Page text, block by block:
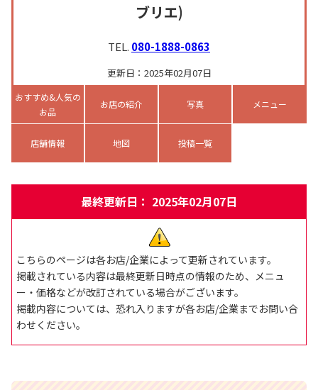
ブリエ)
TEL. 080-1888-0863
更新日：2025年02月07日
おすすめ&人気の
お品
お店の紹介 写真 メニュー
店舗情報 地図 投稿一覧
最終更新日： 2025年02月07日
こちらのページは各お店/企業によって更新されています。
掲載されている内容は最終更新日時点の情報のため、メニュ
ー・価格などが改訂されている場合がございます。
掲載内容については、恐れ入りますが各お店/企業までお問い合
わせください。